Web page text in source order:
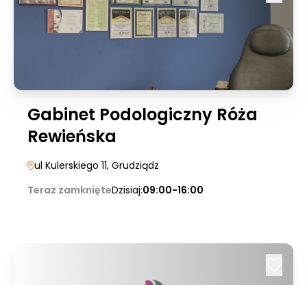
Gabinet Podologiczny Róża
Rewieńska
ul Kulerskiego 11, Grudziądz
Teraz zamknięteDzisiaj:09:00-16:00